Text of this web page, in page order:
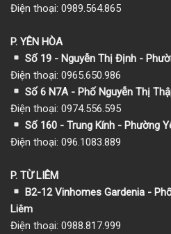
Điện thoại: 0989.564.865
P. YÊN HÒA
Số 19 - Nguyễn Thị Định -
Điện thoại: 0965.650.986
Số 6 N7A - Phố Nguyễn Thị
Điện thoại: 0974.556.595
Số 160 - Trung Kính - Phường
Điện thoại: 096.1083.889
P. TỪ LIÊM
B2-12 Vinhomes Gardenia -
Liêm
Điện thoại: 0988.817.999